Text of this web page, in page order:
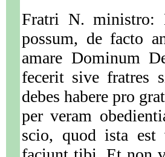
Fratri N. ministro:
possum, de facto
amare Dominum
fecerit sive fratres
debes habere pro
per veram
scio, quod ista